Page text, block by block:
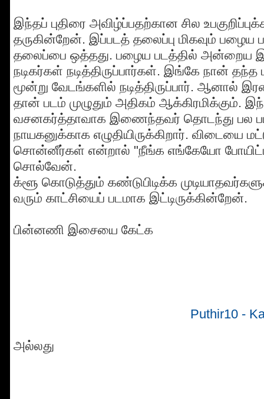
இந்தப் புதிரை அவிழ்ப்பதற்கான சில
தருகின்றேன். இப்படத் தலைப்பு மிகவும்
தலைப்பை ஒத்தது. பழைய படத்தில் அன்றைய
நடிகர்கள் நடித்திருப்பார்கள். இங்கே நான்
மூன்று வேடங்களில் நடித்திருப்பார். ஆனால்
தான் படம் முழுதும் அதிகம் ஆக்கிரமிக்கும்.
வசனகர்த்தாவாக இணைந்தவர் தொடந்து பல
நாயகனுக்காக எழுதியிருக்கிறார். விடையை
சொன்னீர்கள் என்றால் "நீங்க எங்கேயோ
சொல்வேன்.
க்ளூ கொடுத்தும் கண்டுபிடிக்க
வரும் காட்சியைப் படமாக இட்டிருக்கின்றேன்.
பின்னணி இசையை கேட்க
Puthir10 -
அல்லது